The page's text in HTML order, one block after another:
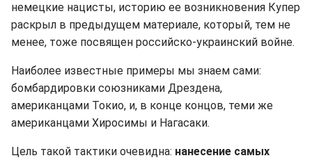
немецкие нацисты, историю ее возникновения Купер
раскрыл в предыдущем материале, который, тем не
менее, тоже посвящен российско-украинский войне.
Наиболее известные примеры мы знаем сами:
бомбардировки союзниками Дрездена,
американцами Токио, и, в конце концов, теми же
американцами Хиросимы и Нагасаки.
Цель такой тактики очевидна: нанесение самых